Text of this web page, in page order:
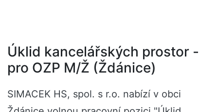
Úklid kancelářských prostor -
pro OZP M/Ž (Ždánice)
SIMACEK HS, spol. s r.o. nabízí v obci